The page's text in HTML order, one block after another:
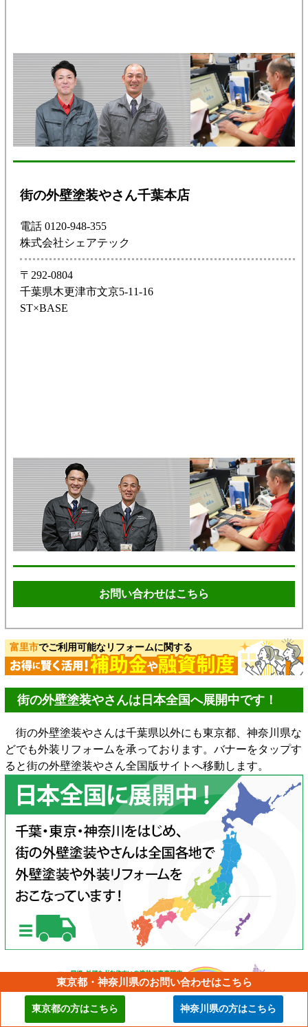
街の外壁塗装やさん千葉本店
電話 0120-948-355
株式会社シェアテック
〒292-0804
千葉県木更津市文京5-11-16
ST×BASE
お問い合わせはこちら
富里市でご利用可能なリフォームに関する
街の外壁塗装やさんは日本全国へ展開中です！
街の外壁塗装やさんは千葉県以外にも東京都、神奈川県な
どでも外装リフォームを承っております。バナーをタップす
ると街の外壁塗装やさん全国版サイトへ移動します。
東京都・神奈川県のお問い合わせはこちら
東京都の方はこちら 神奈川県の方はこちら